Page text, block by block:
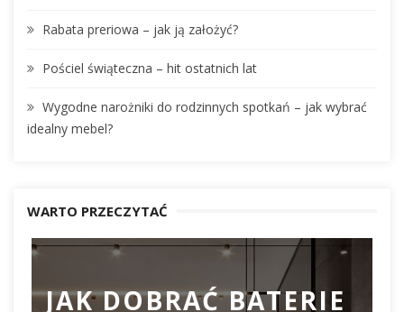
Rabata preriowa – jak ją założyć?
Pościel świąteczna – hit ostatnich lat
Wygodne narożniki do rodzinnych spotkań – jak wybrać
idealny mebel?
WARTO PRZECZYTAĆ
JAK DOBRAĆ BATERIE